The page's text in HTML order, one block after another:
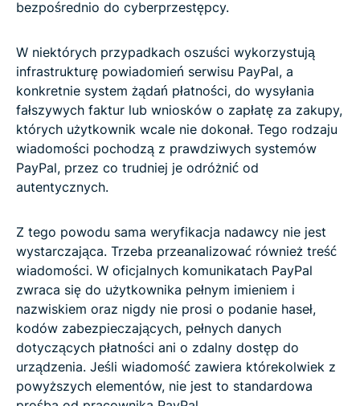
bezpośrednio do cyberprzestępcy.
W niektórych przypadkach oszuści wykorzystują
infrastrukturę powiadomień serwisu PayPal, a
konkretnie system żądań płatności, do wysyłania
fałszywych faktur lub wniosków o zapłatę za zakupy,
których użytkownik wcale nie dokonał. Tego rodzaju
wiadomości pochodzą z prawdziwych systemów
PayPal, przez co trudniej je odróżnić od
autentycznych.
Z tego powodu sama weryfikacja nadawcy nie jest
wystarczająca. Trzeba przeanalizować również treść
wiadomości. W oficjalnych komunikatach PayPal
zwraca się do użytkownika pełnym imieniem i
nazwiskiem oraz nigdy nie prosi o podanie haseł,
kodów zabezpieczających, pełnych danych
dotyczących płatności ani o zdalny dostęp do
urządzenia. Jeśli wiadomość zawiera którekolwiek z
powyższych elementów, nie jest to standardowa